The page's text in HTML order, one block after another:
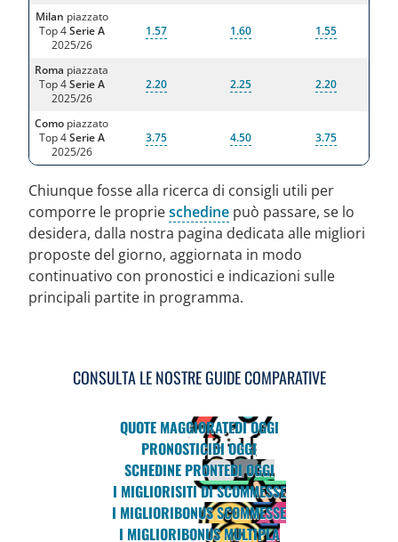
Milan piazzato
Top 4Serie A
2025/26
1.57 1.60 1.55
Roma piazzata
Top 4Serie A
2025/26
2.20 2.25 2.20
Como piazzato
Top 4Serie A
2025/26
3.75 4.50 3.75
Chiunque fosse alla ricerca di consigli utili per
comporre le proprieschedine può passare, se lo
desidera, dalla nostra pagina dedicata alle migliori
proposte del giorno, aggiornata in modo
continuativo con pronostici e indicazioni sulle
principali partite in programma.
CONSULTA LE NOSTRE GUIDE COMPARATIVE
QUOTE MAGGIORATEDI OGGI
PRONOSTICIDI OGGI
SCHEDINE PRONTEDI OGGI
I MIGLIORISITI DI SCOMMESSE
I MIGLIORIBONUS SCOMMESSE
I MIGLIORIBONUS MULTIPLA